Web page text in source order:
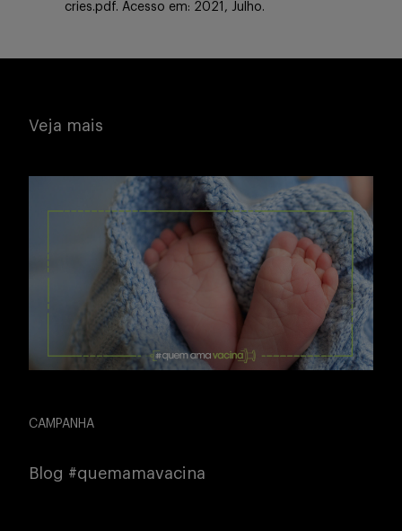
cries.pdf. Acesso em: 2021, Julho.
Veja mais
CAMPANHA
Blog #quemamavacina